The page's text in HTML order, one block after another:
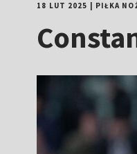
18 LUT 2025 PIŁKA